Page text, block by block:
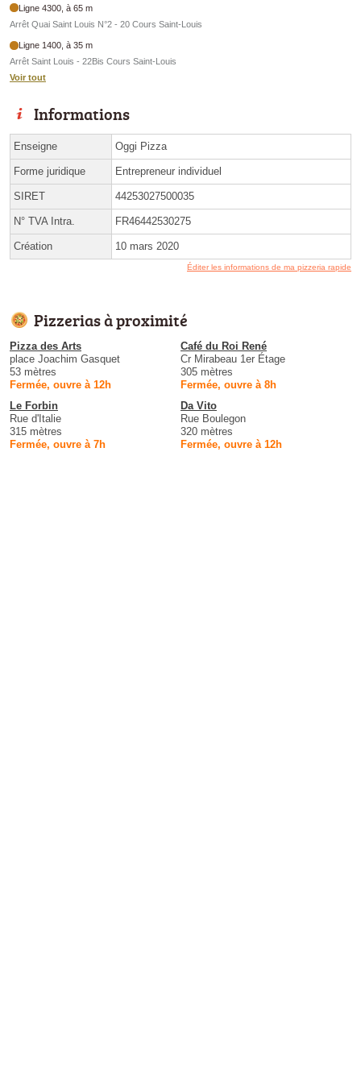
Ligne 4300, à 65 m
Arrêt Quai Saint Louis N°2 - 20 Cours Saint-Louis
Ligne 1400, à 35 m
Arrêt Saint Louis - 22Bis Cours Saint-Louis
Voir tout
Informations
Enseigne Oggi Pizza
Forme juridique Entrepreneur individuel
SIRET 44253027500035
N° TVA Intra. FR46442530275
Création 10 mars 2020
Éditer les informations de ma pizzeria rapide
Pizzerias à proximité
Pizza des Arts
place Joachim Gasquet
53 mètres
Fermée, ouvre à 12h
Café du Roi René
Cr Mirabeau 1er Étage
305 mètres
Fermée, ouvre à 8h
Le Forbin
Rue d'Italie
315 mètres
Fermée, ouvre à 7h
Da Vito
Rue Boulegon
320 mètres
Fermée, ouvre à 12h